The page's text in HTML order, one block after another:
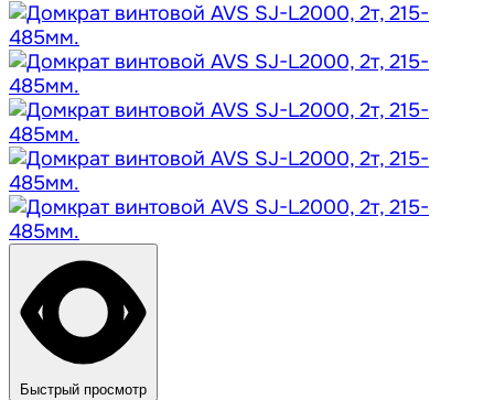
Быстрый просмотр